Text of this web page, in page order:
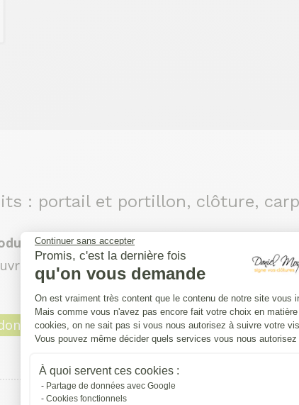
Continuer sans accepter
Promis, c'est la dernière fois
qu'on vous demande
Plateforme de Gestion du
On est vraiment très content que le contenu de notre site vous
Mais comme vous n'avez pas encore fait votre choix en
cookies, on ne sait pas si vous nous autorisez à suivre votre
Vous pouvez même décider quels services vous nous autorisez
À quoi servent ces cookies :
Partage de données avec Google
Cookies fonctionnels
Axeptio consent
: portail et portillon, clôture,
?Prenez quelques secondes pour
toutes les possibilités qui s'offrent à
avec plaisir !